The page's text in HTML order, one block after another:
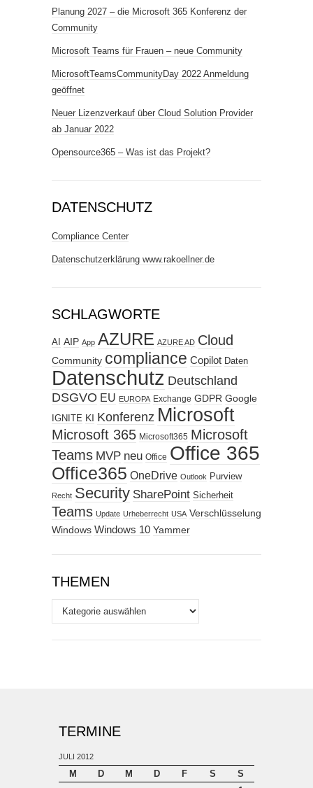
Planung 2027 – die Microsoft 365 Konferenz der
Community
Microsoft Teams für Frauen – neue Community
MicrosoftTeamsCommunityDay 2022 Anmeldung
geöffnet
Neuer Lizenzverkauf über Cloud Solution Provider
ab Januar 2022
Opensource365 – Was ist das Projekt?
DATENSCHUTZ
Compliance Center
Datenschutzerklärung www.rakoellner.de
SCHLAGWORTE
AI AIP App AZURE AZURE AD Cloud
Community compliance Copilot Daten
Datenschutz Deutschland
DSGVO EU EUROPA Exchange GDPR Google
IGNITE KI Konferenz Microsoft
Microsoft 365 Microsoft365 Microsoft
Teams MVP neu Office Office 365
Office365 OneDrive Outlook Purview
Recht Security SharePoint Sicherheit
Teams Update Urheberrecht USA Verschlüsselung
Windows Windows 10 Yammer
THEMEN
Themen
TERMINE
JULI 2012
M D M D F S
S